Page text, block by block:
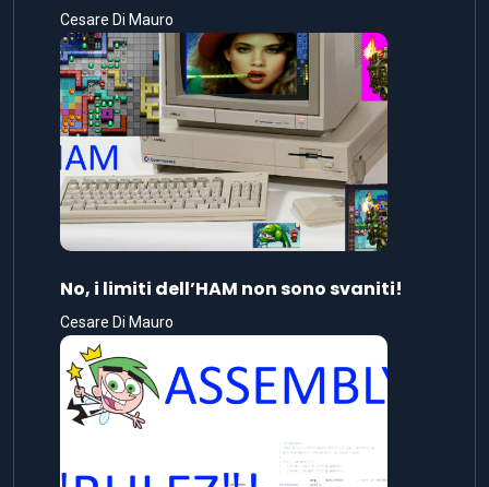
Cesare Di Mauro
No, i limiti dell’HAM non sono svaniti!
Cesare Di Mauro